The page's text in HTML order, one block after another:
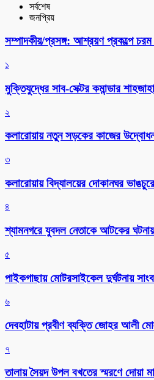
সর্বশেষ
জনপ্রিয়
সম্পাদকীয়/প্রসঙ্গ: আশ্রয়ণ প্রকল্পে
১
মুক্তিযুদ্ধের সাব-সেক্টর কমান্ডার
২
কলারোয়ায় নতুন সড়কের কাজের
৩
কলারোয়ায় বিদ্যালয়ের দোকানঘর
৪
শ্যামনগরে যুবদল নেতাকে আটকের
৫
পাইকগাছায় মোটরসাইকেল দুর্ঘটনায়
৬
দেবহাটায় প্রবীণ ব্যক্তি জোহর আলী
৭
তালায় সৈয়দ উপল বখতের স্মরণে দোয়া